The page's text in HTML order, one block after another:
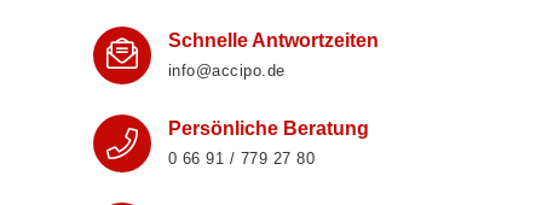
Schnelle Antwortzeiten
info@accipo.de
Persönliche Beratung
0 66 91 / 779 27 80